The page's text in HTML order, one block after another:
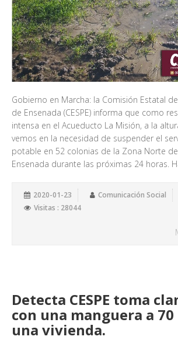
Gobierno en Marcha: la Comisión Estatal
de Ensenada (CESPE) informa que como
intensa en el Acueducto La Misión, a la
vemos en la necesidad de suspender el
potable en 52 colonias de la Zona Norte
Ensenada durante las próximas 24 horas.
2020-01-23
Comunicación Social
Visitas : 28044
Detecta CESPE toma
con una manguera a
una vivienda.